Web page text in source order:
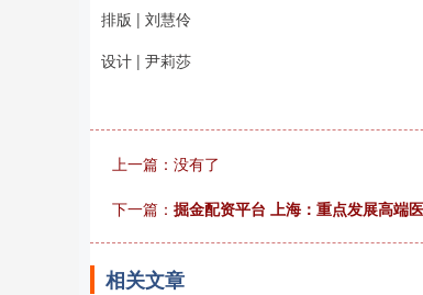
排版 | 刘慧伶
设计 | 尹莉莎
上一篇：没有了
下一篇： 掘金配资平台 上海：重点发展高端
相关文章